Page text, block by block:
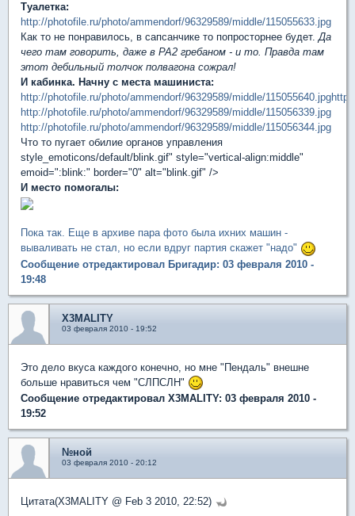
Туалетка:
http://photofile.ru/photo/ammendorf/96329589/middle/115055633.jpg
Как то не понравилось, в сапсанчике то попросторнее будет.Да
чего там говорить, даже в РА2 гребаном - и то. Правда там
этот дебильный толчок полвагона сожрал!
И кабинка. Начну с места машиниста:
http://photofile.ru/photo/ammendorf/96329589/middle/115055640.jpg
http://photofile.ru/photo/ammendorf/96329589/middle/115056339.jpg
http://photofile.ru/photo/ammendorf/96329589/middle/115056344.jpg
Что то пугает обилие органов управления
style_emoticons/default/blink.gif" style="vertical-align:middle"
emoid=":blink:" border="0" alt="blink.gif" />
И место помогалы:
Пока так. Еще в архиве пара фото была ихних машин -
вываливать не стал, но если вдруг партия скажет "надо"
Сообщение отредактировал Бригадир: 03 февраля 2010 -
19:48
X3MALITY
03 февраля 2010 - 19:52
Это дело вкуса каждого конечно, но мне "Пендаль" внешне
больше нравиться чем "СЛПСЛН"
Сообщение отредактировал X3MALITY: 03 февраля 2010 -
19:52
№ной
03 февраля 2010 - 20:12
Цитата(X3MALITY @ Feb 3 2010, 22:52)